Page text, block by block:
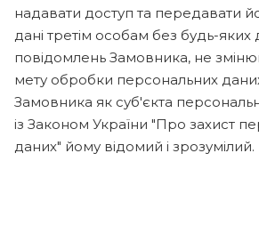
надавати доступ та передавати
дані третім особам без будь-яких
повідомлень Замовника, не
мету обробки персональних
Замовника як суб'єкта
із Законом України "Про захист
даних" йому відомий і зрозумілий.